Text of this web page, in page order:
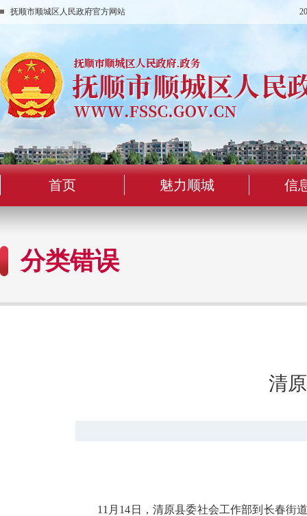
抚顺市顺城区人民政府官方网站
首页 魅力顺城 信
分类错误
清
11月14日，清原县委社会工作部到长春街